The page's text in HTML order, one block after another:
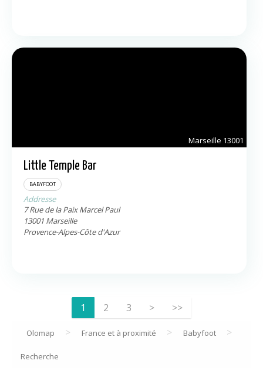
Marseille 13001
Little Temple Bar
BABYFOOT
Addresse
7 Rue de la Paix Marcel Paul
13001 Marseille
Provence-Alpes-Côte d'Azur
1 2 3
Olomap > France et à proximité > Babyfoot >
Recherche